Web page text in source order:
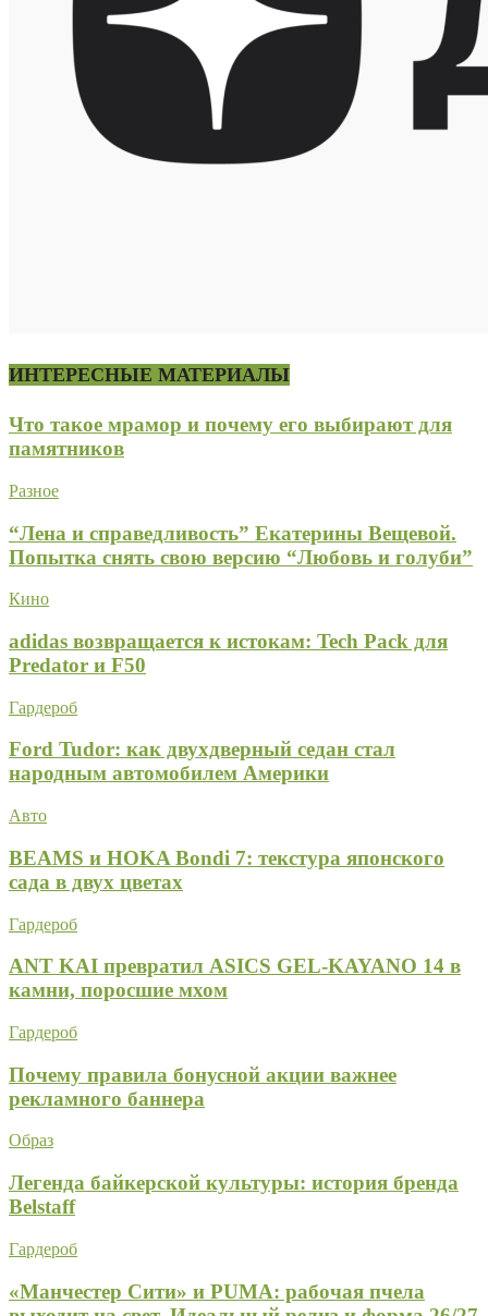
ИНТЕРЕСНЫЕ МАТЕРИАЛЫ
Что такое мрамор и почему его выбирают для
памятников
Разное
“Лена и справедливость” Екатерины Вещевой.
Попытка снять свою версию “Любовь и голуби”
Кино
adidas возвращается к истокам: Tech Pack для
Predator и F50
Гардероб
Ford Tudor: как двухдверный седан стал
народным автомобилем Америки
Авто
BEAMS и HOKA Bondi 7: текстура японского
сада в двух цветах
Гардероб
ANT KAI превратил ASICS GEL-KAYANO 14 в
камни, поросшие мхом
Гардероб
Почему правила бонусной акции важнее
рекламного баннера
Образ
Легенда байкерской культуры: история бренда
Belstaff
Гардероб
«Манчестер Сити» и PUMA: рабочая пчела